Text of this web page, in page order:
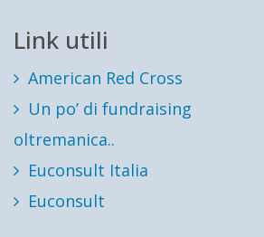
Link utili
American Red Cross
Un po’ di fundraising
oltremanica..
Euconsult Italia
Euconsult